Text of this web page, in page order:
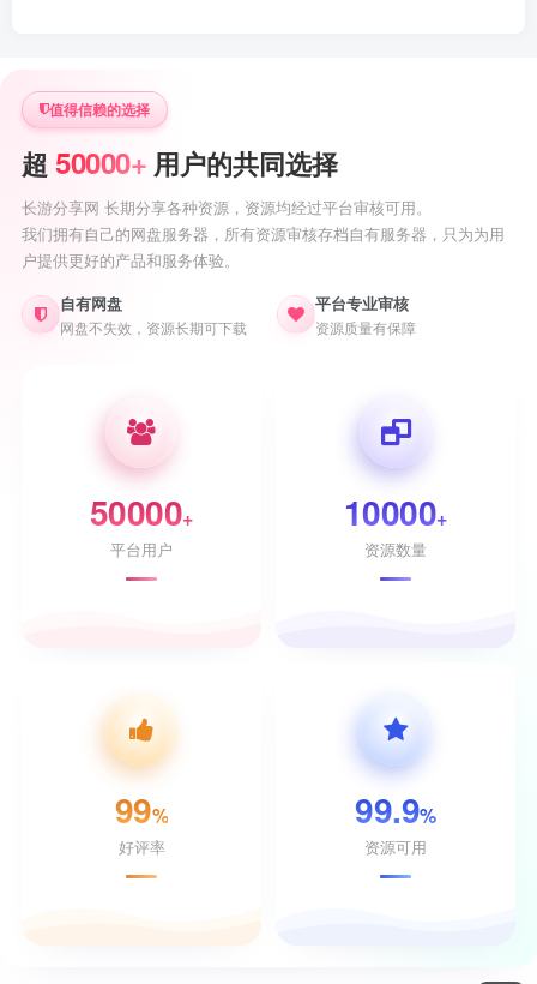
值得信赖的选择
超 50000+ 用户的共同选择
长游分享网 长期分享各种资源，资源均经过平台审核可用。
我们拥有自己的网盘服务器，所有资源审核存档自有服务器，只为为用
户提供更好的产品和服务体验。
自有网盘
网盘不失效，资源长期可下载
平台专业审核
资源质量有保障
50000+
平台用户
10000+
资源数量
99%
好评率
99.9%
资源可用